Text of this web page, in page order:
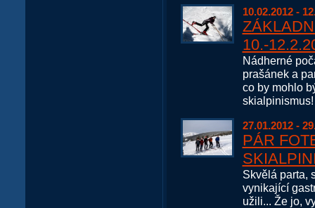
10.02.2012 -
10.-
Nádherné
prašánek a
co by mohlo
27.01.2012 -
PÁR
Skvělá parta,
vynikající
užili... Že jo,